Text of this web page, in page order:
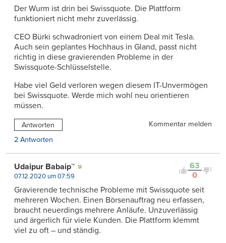
Der Wurm ist drin bei Swissquote. Die Plattform
funktioniert nicht mehr zuverlässig.
CEO Bürki schwadroniert von einem Deal mit Tesla.
Auch sein geplantes Hochhaus in Gland, passt nicht
richtig in diese gravierenden Probleme in der
Swissquote-Schlüsselstelle.
Habe viel Geld verloren wegen diesem IT-Unvermögen
bei Swissquote. Werde mich wohl neu orientieren
müssen.
Antworten
Kommentar melden
2 Antworten
63
0
Udaipur Babaip™
07.12.2020 um 07:59
Gravierende technische Probleme mit Swissquote seit
mehreren Wochen. Einen Börsenauftrag neu erfassen,
braucht neuerdings mehrere Anläufe. Unzuverlässig
und ärgerlich für viele Kunden. Die Plattform klemmt
viel zu oft – und ständig.